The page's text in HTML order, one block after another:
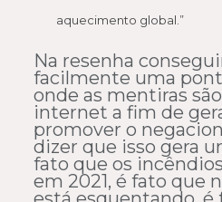
aquecimento global.”
Na resenha
facilmente uma
onde as mentiras
internet a fim de
promover o
dizer que isso gera
fato que os
em 2021, é fato que